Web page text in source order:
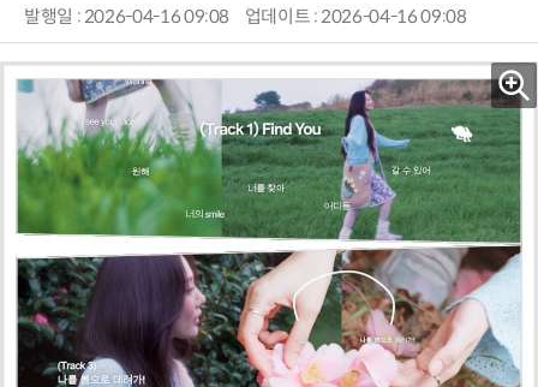
발행일 : 2026-04-16 09:08 업데이트 : 2026-04-16 09:08